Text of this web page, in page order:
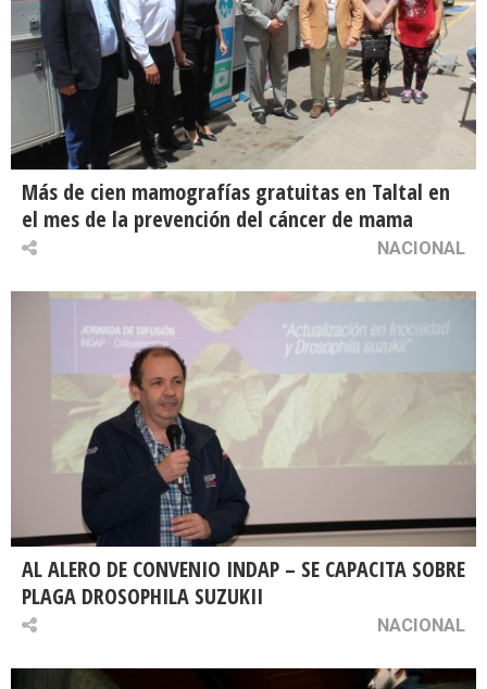
Más de cien mamografías gratuitas en Taltal en
el mes de la prevención del cáncer de mama
NACIONAL
AL ALERO DE CONVENIO INDAP – SE CAPACITA SOBRE
PLAGA DROSOPHILA SUZUKII
NACIONAL